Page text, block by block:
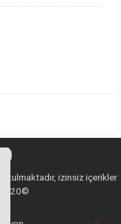
izinsiz içerikler
2020©